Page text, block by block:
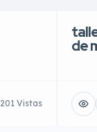
201 Vistas
de